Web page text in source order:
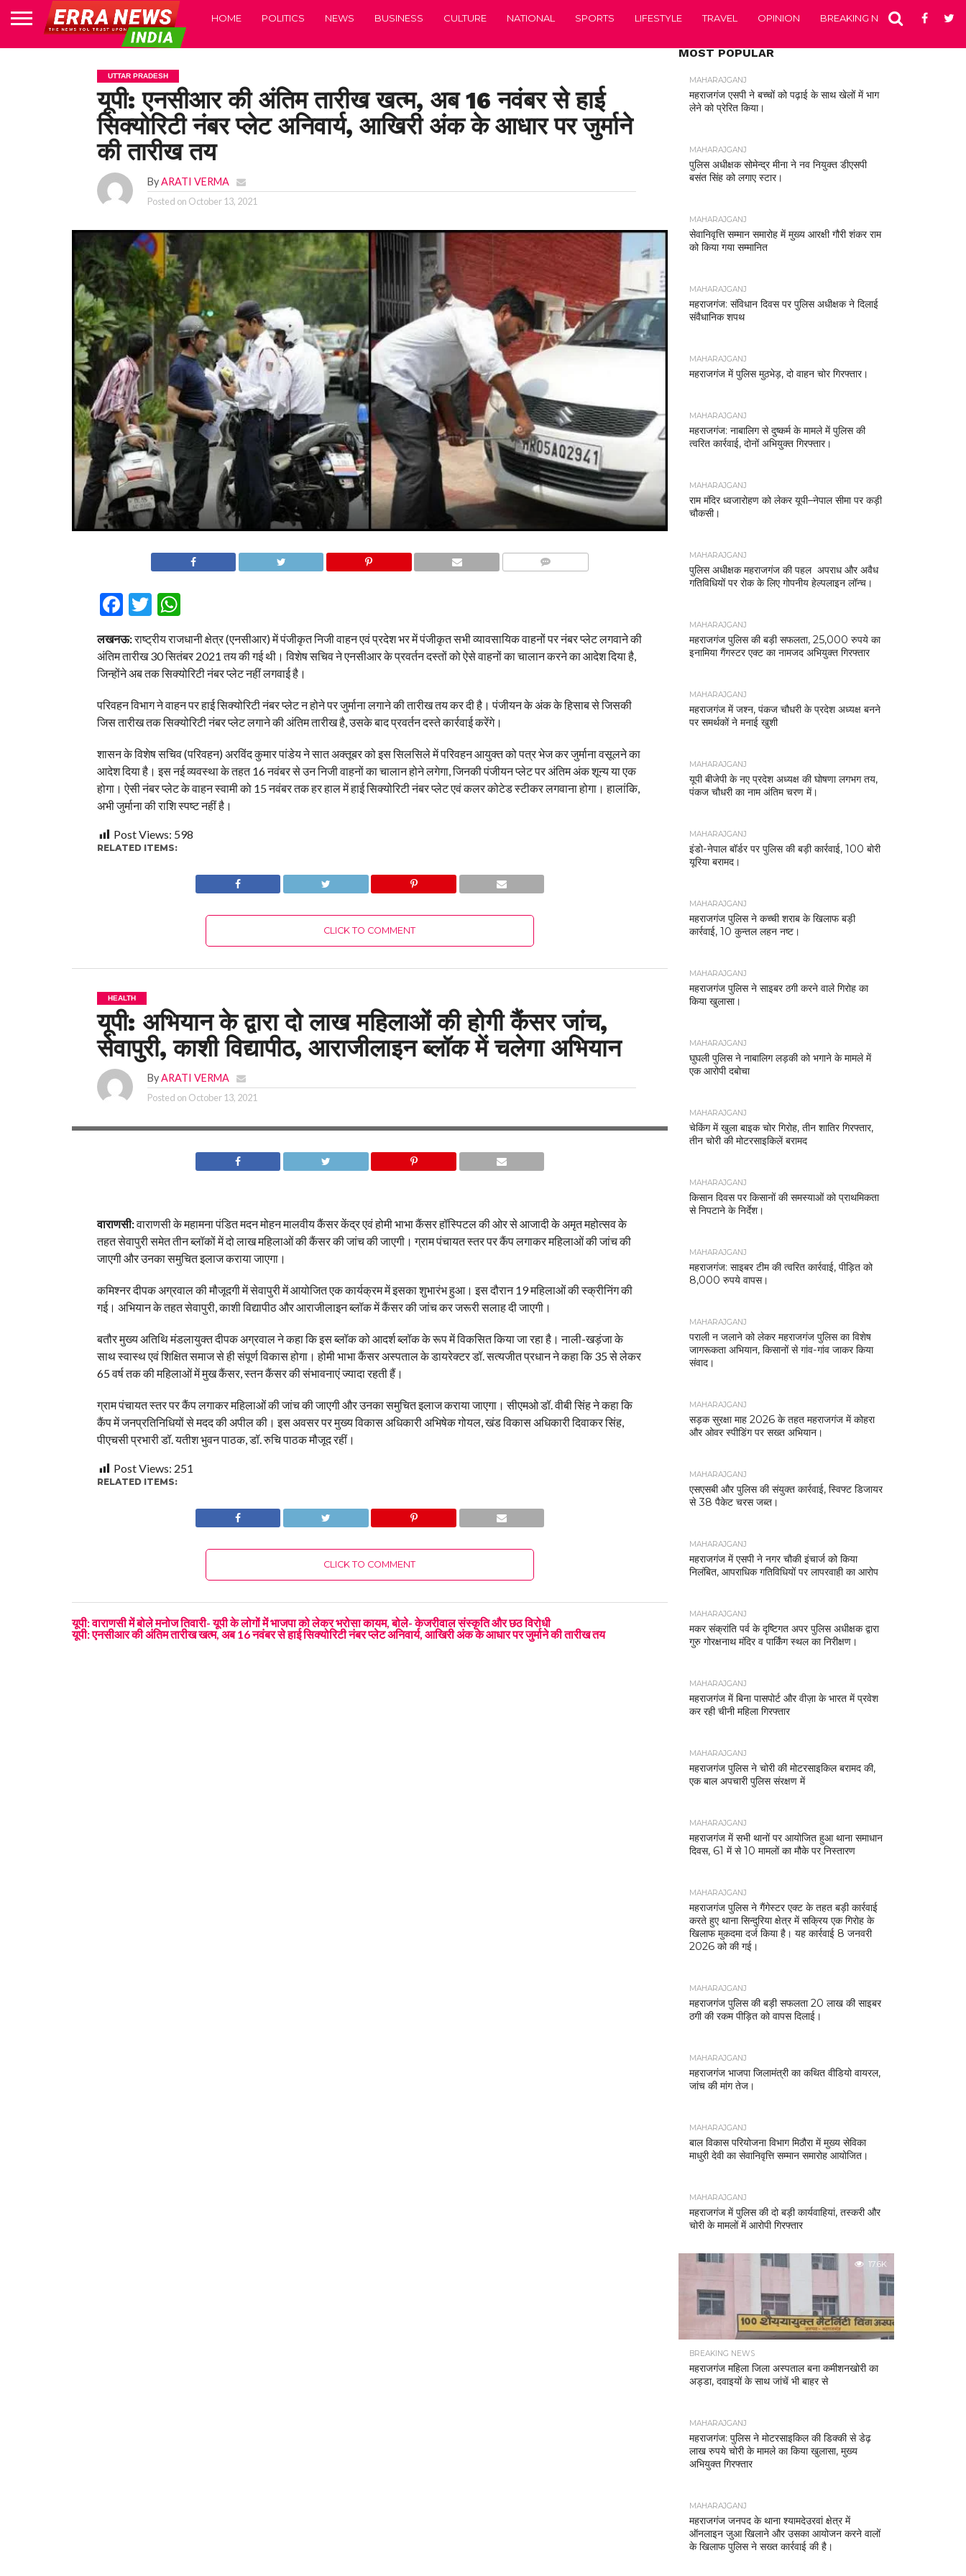
HOME POLITICS NEWS BUSINESS CULTURE NATIONAL SPORTS LIFESTYLE TRAVEL OPINION BREAKING NEWS
UTTAR PRADESH
यूपी: एनसीआर की अंतिम तारीख खत्म, अब 16 नवंबर से हाई
सिक्योरिटी नंबर प्लेट अनिवार्य, आखिरी अंक के आधार पर जुर्माने
की तारीख तय
ByARATI VERMA
Posted on October 13, 2021
Facebook
Twitter
WhatsApp
लखनऊ:राष्ट्रीय राजधानी क्षेत्र (एनसीआर) में पंजीकृत निजी वाहन एवं प्रदेश भर में पंजीकृत सभी व्यावसायिक वाहनों पर नंबर प्लेट लगवाने की
अंतिम तारीख 30 सितंबर 2021 तय की गई थी। विशेष सचिव ने एनसीआर के प्रवर्तन दस्तों को ऐसे वाहनों का चालान करने का आदेश दिया है,
जिन्होंने अब तक सिक्योरिटी नंबर प्लेट नहीं लगवाई है।
परिवहन विभाग ने वाहन पर हाई सिक्योरिटी नंबर प्लेट न होने पर जुर्माना लगाने की तारीख तय कर दी है। पंजीयन के अंक के हिसाब से जिसकी
जिस तारीख तक सिक्योरिटी नंबर प्लेट लगाने की अंतिम तारीख है, उसके बाद प्रवर्तन दस्ते कार्रवाई करेंगे।
शासन के विशेष सचिव (परिवहन) अरविंद कुमार पांडेय ने सात अक्तूबर को इस सिलसिले में परिवहन आयुक्त को पत्र भेज कर जुर्माना वसूलने का
आदेश दिया है। इस नई व्यवस्था के तहत 16 नवंबर से उन निजी वाहनों का चालान होने लगेगा, जिनकी पंजीयन प्लेट पर अंतिम अंक शून्य या एक
होगा। ऐसी नंबर प्लेट के वाहन स्वामी को 15 नवंबर तक हर हाल में हाई सिक्योरिटी नंबर प्लेट एवं कलर कोटेड स्टीकर लगवाना होगा। हालांकि,
अभी जुर्माना की राशि स्पष्ट नहीं है।
Post Views: 598
RELATED ITEMS:
CLICK TO COMMENT
HEALTH
यूपी: अभियान के द्वारा दो लाख महिलाओं की होगी कैंसर जांच,
सेवापुरी, काशी विद्यापीठ, आराजीलाइन ब्लॉक में चलेगा अभियान
ByARATI VERMA
Posted on October 13, 2021
वाराणसी:वाराणसी के महामना पंडित मदन मोहन मालवीय कैंसर केंद्र एवं होमी भाभा कैंसर हॉस्पिटल की ओर से आजादी के अमृत महोत्सव के
तहत सेवापुरी समेत तीन ब्लॉकों में दो लाख महिलाओं की कैंसर की जांच की जाएगी। ग्राम पंचायत स्तर पर कैंप लगाकर महिलाओं की जांच की
जाएगी और उनका समुचित इलाज कराया जाएगा।
कमिश्नर दीपक अग्रवाल की मौजूदगी में सेवापुरी में आयोजित एक कार्यक्रम में इसका शुभारंभ हुआ। इस दौरान 19 महिलाओं की स्क्रीनिंग की
गई। अभियान के तहत सेवापुरी, काशी विद्यापीठ और आराजीलाइन ब्लॉक में कैंसर की जांच कर जरूरी सलाह दी जाएगी।
बतौर मुख्य अतिथि मंडलायुक्त दीपक अग्रवाल ने कहा कि इस ब्लॉक को आदर्श ब्लॉक के रूप में विकसित किया जा रहा है। नाली-खड़ंजा के
साथ स्वास्थ एवं शिक्षित समाज से ही संपूर्ण विकास होगा। होमी भाभा कैंसर अस्पताल के डायरेक्टर डॉ. सत्यजीत प्रधान ने कहा कि 35 से लेकर
65 वर्ष तक की महिलाओं में मुख कैंसर, स्तन कैंसर की संभावनाएं ज्यादा रहती हैं।
ग्राम पंचायत स्तर पर कैंप लगाकर महिलाओं की जांच की जाएगी और उनका समुचित इलाज कराया जाएगा। सीएमओ डॉ. वीबी सिंह ने कहा कि
कैंप में जनप्रतिनिधियों से मदद की अपील की। इस अवसर पर मुख्य विकास अधिकारी अभिषेक गोयल, खंड विकास अधिकारी दिवाकर सिंह,
पीएचसी प्रभारी डॉ. यतीश भुवन पाठक, डॉ. रुचि पाठक मौजूद रहीं।
Post Views: 251
RELATED ITEMS:
CLICK TO COMMENT
यूपी: वाराणसी में बोले मनोज तिवारी- यूपी के लोगों में भाजपा को लेकर भरोसा कायम, बोले- केजरीवाल संस्कृति और छठ विरोधी
यूपी: एनसीआर की अंतिम तारीख खत्म, अब 16 नवंबर से हाई सिक्योरिटी नंबर प्लेट अनिवार्य, आखिरी अंक के आधार पर जुर्माने की तारीख तय
MOST POPULAR
MAHARAJGANJ
महराजगंज एसपी ने बच्चों को पढ़ाई के साथ खेलों में भाग
लेने को प्रेरित किया।
MAHARAJGANJ
पुलिस अधीक्षक सोमेन्द्र मीना ने नव नियुक्त डीएसपी
बसंत सिंह को लगाए स्टार।
MAHARAJGANJ
सेवानिवृत्ति सम्मान समारोह में मुख्य आरक्षी गौरी शंकर राम
को किया गया सम्मानित
MAHARAJGANJ
महराजगंज: संविधान दिवस पर पुलिस अधीक्षक ने दिलाई
संवैधानिक शपथ
MAHARAJGANJ
महराजगंज में पुलिस मुठभेड़, दो वाहन चोर गिरफ्तार।
MAHARAJGANJ
महराजगंज: नाबालिग से दुष्कर्म के मामले में पुलिस की
त्वरित कार्रवाई, दोनों अभियुक्त गिरफ्तार।
MAHARAJGANJ
राम मंदिर ध्वजारोहण को लेकर यूपी–नेपाल सीमा पर कड़ी
चौकसी।
MAHARAJGANJ
पुलिस अधीक्षक महराजगंज की पहल अपराध और अवैध
गतिविधियों पर रोक के लिए गोपनीय हेल्पलाइन लॉन्च।
MAHARAJGANJ
महराजगंज पुलिस की बड़ी सफलता, 25,000 रुपये का
इनामिया गैंगस्टर एक्ट का नामजद अभियुक्त गिरफ्तार
MAHARAJGANJ
महराजगंज में जश्न, पंकज चौधरी के प्रदेश अध्यक्ष बनने
पर समर्थकों ने मनाई खुशी
MAHARAJGANJ
यूपी बीजेपी के नए प्रदेश अध्यक्ष की घोषणा लगभग तय,
पंकज चौधरी का नाम अंतिम चरण में।
MAHARAJGANJ
इंडो-नेपाल बॉर्डर पर पुलिस की बड़ी कार्रवाई, 100 बोरी
यूरिया बरामद।
MAHARAJGANJ
महराजगंज पुलिस ने कच्ची शराब के खिलाफ बड़ी
कार्रवाई, 10 कुन्तल लहन नष्ट।
MAHARAJGANJ
महराजगंज पुलिस ने साइबर ठगी करने वाले गिरोह का
किया खुलासा।
MAHARAJGANJ
घुघली पुलिस ने नाबालिग लड़की को भगाने के मामले में
एक आरोपी दबोचा
MAHARAJGANJ
चेकिंग में खुला बाइक चोर गिरोह, तीन शातिर गिरफ्तार,
तीन चोरी की मोटरसाइकिलें बरामद
MAHARAJGANJ
किसान दिवस पर किसानों की समस्याओं को प्राथमिकता
से निपटाने के निर्देश।
MAHARAJGANJ
महराजगंज: साइबर टीम की त्वरित कार्रवाई, पीड़ित को
8,000 रुपये वापस।
MAHARAJGANJ
पराली न जलाने को लेकर महराजगंज पुलिस का विशेष
जागरूकता अभियान, किसानों से गांव-गांव जाकर किया
संवाद।
MAHARAJGANJ
सड़क सुरक्षा माह 2026 के तहत महराजगंज में कोहरा
और ओवर स्पीडिंग पर सख्त अभियान।
MAHARAJGANJ
एसएसबी और पुलिस की संयुक्त कार्रवाई, स्विफ्ट डिजायर
से 38 पैकेट चरस जब्त।
MAHARAJGANJ
महराजगंज में एसपी ने नगर चौकी इंचार्ज को किया
निलंबित, आपराधिक गतिविधियों पर लापरवाही का आरोप
MAHARAJGANJ
मकर संक्रांति पर्व के दृष्टिगत अपर पुलिस अधीक्षक द्वारा
गुरु गोरक्षनाथ मंदिर व पार्किंग स्थल का निरीक्षण।
MAHARAJGANJ
महराजगंज में बिना पासपोर्ट और वीज़ा के भारत में प्रवेश
कर रही चीनी महिला गिरफ्तार
MAHARAJGANJ
महराजगंज पुलिस ने चोरी की मोटरसाइकिल बरामद की,
एक बाल अपचारी पुलिस संरक्षण में
MAHARAJGANJ
महराजगंज में सभी थानों पर आयोजित हुआ थाना समाधान
दिवस, 61 में से 10 मामलों का मौके पर निस्तारण
MAHARAJGANJ
महराजगंज पुलिस ने गैंगेस्टर एक्ट के तहत बड़ी कार्रवाई
करते हुए थाना सिन्दुरिया क्षेत्र में सक्रिय एक गिरोह के
खिलाफ मुकदमा दर्ज किया है। यह कार्रवाई 8 जनवरी
2026 को की गई।
MAHARAJGANJ
महराजगंज पुलिस की बड़ी सफलता 20 लाख की साइबर
ठगी की रकम पीड़ित को वापस दिलाई।
MAHARAJGANJ
महराजगंज भाजपा जिलामंत्री का कथित वीडियो वायरल,
जांच की मांग तेज।
MAHARAJGANJ
बाल विकास परियोजना विभाग मिठौरा में मुख्य सेविका
माधुरी देवी का सेवानिवृत्ति सम्मान समारोह आयोजित।
MAHARAJGANJ
महराजगंज में पुलिस की दो बड़ी कार्यवाहियां, तस्करी और
चोरी के मामलों में आरोपी गिरफ्तार
17.6K
BREAKING NEWS
महराजगंज महिला जिला अस्पताल बना कमीशनखोरी का
अड्डा, दवाइयों के साथ जांचें भी बाहर से
MAHARAJGANJ
महराजगंज: पुलिस ने मोटरसाइकिल की डिक्की से डेढ़
लाख रुपये चोरी के मामले का किया खुलासा, मुख्य
अभियुक्त गिरफ्तार
MAHARAJGANJ
महराजगंज जनपद के थाना श्यामदेउरवां क्षेत्र में
ऑनलाइन जुआ खिलाने और उसका आयोजन करने वालों
के खिलाफ पुलिस ने सख्त कार्रवाई की है।